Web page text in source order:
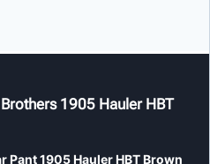
1905 Hauler HBT
Pant 1905 Hauler HBT Brown